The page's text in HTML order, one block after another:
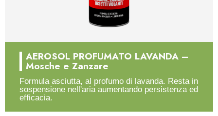
AEROSOL PROFUMATO LAVANDA –
Mosche e Zanzare
Formula asciutta, al profumo di lavanda. Resta in
sospensione nell'aria aumentando persistenza ed
efficacia.